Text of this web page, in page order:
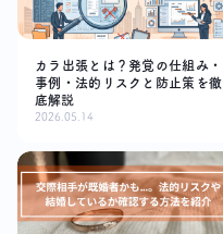
カラ出張とは？発覚の仕組み・
事例・法的リスクと防止策を徹
底解説
2026.05.14